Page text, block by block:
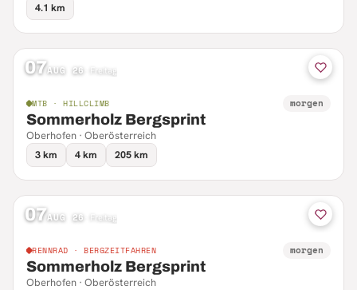
4.1 km
07AUG 26 Freitag
MTB · HILLCLIMB morgen
Sommerholz Bergsprint
Oberhofen · Oberösterreich
3 km
4 km 205 km
07AUG 26 Freitag
RENNRAD · BERGZEITFAHREN morgen
Sommerholz Bergsprint
Oberhofen · Oberösterreich